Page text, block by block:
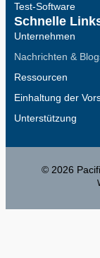
Test-Software
Schnelle
Unternehmen
Nachrichten &
Ressourcen
Einhaltung der
Unterstützung
© 2026